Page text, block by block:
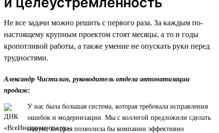
Не все задачи можно решить с первого раза. За каждым по-
настоящему крупным проектом стоят месяцы, а то и годы
кропотливой работы, а также умение не опускать руки перед
трудностями.
Александр Чистилин, руководитель отдела автоматизации
продаж:
У нас была большая система, которая требовала исправления
ошибок и модернизации. Мы с коллегой предложили сделать
новую, которая позволила бы компании эффективно